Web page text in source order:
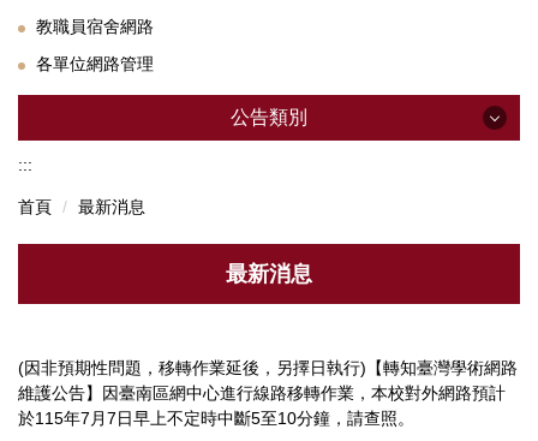
教職員宿舍網路
各單位網路管理
公告類別
全部公告
徵人公告
:::
首頁 最新消息
最新消息
(因非預期性問題，移轉作業延後，另擇日執行)【轉知臺灣學術網路
維護公告】因臺南區網中心進行線路移轉作業，本校對外網路預計
於115年7月7日早上不定時中斷5至10分鐘，請查照。